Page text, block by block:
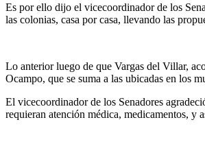
Es por ello dijo el vicecoordinador de los
las colonias, casa por casa, llevando las
Lo anterior luego de que Vargas del Villar,
Ocampo, que se suma a las ubicadas en los
El vicecoordinador de los Senadores
requieran atención médica, medicamentos, y